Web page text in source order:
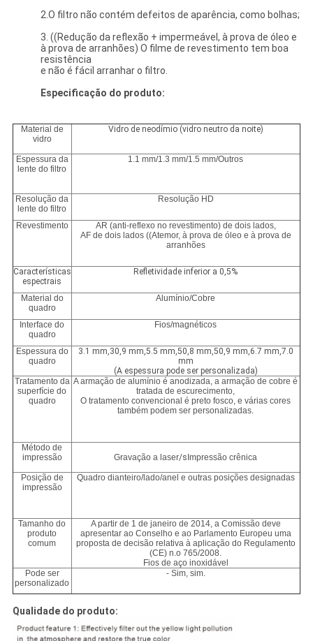
2.O filtro não contém defeitos de aparência, como bolhas;
3. ((Redução da reflexão + impermeável, à prova de óleo e
à prova de arranhões) O filme de revestimento tem boa
resistência
e não é fácil arranhar o filtro.
Especificação do produto:
Material de
vidro
Vidro de neodímio (vidro neutro da noite)
Espessura da
lente do filtro
1.1 mm/1.3 mm/1.5 mm/Outros
Resolução da
lente do filtro
Resolução HD
Revestimento
AR (anti-reflexo no revestimento) de dois lados,
AF de dois lados ((Atemor, à prova de óleo e à prova de
arranhões
Características
espectrais
Refletividade inferior a 0,5%
Material do
quadro
Alumínio/Cobre
Interface do
quadro
Fios/magnéticos
Espessura do
quadro
3.1 mm,30,9 mm,5.5 mm,50,8 mm,50,9 mm,6.7 mm,7.0
mm
(A espessura pode ser personalizada)
Tratamento da
superfície do
quadro
A armação de alumínio é anodizada, a armação de cobre é
tratada de escurecimento,
O tratamento convencional é preto fosco, e várias cores
também podem ser personalizadas.
Método de
impressão
Gravação a laser/s Impressão crênica
Posição de
impressão
Quadro dianteiro/lado/anel e outras posições designadas
Tamanho do
produto
comum
A partir de 1 de janeiro de 2014, a Comissão deve
apresentar ao Conselho e ao Parlamento Europeu uma
proposta de decisão relativa à aplicação do Regulamento
(CE) n.o 765/2008.
Fios de aço inoxidável
Pode ser
personalizado
- Sim, sim.
Qualidade do produto: